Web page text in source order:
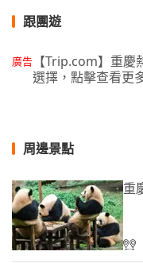
跟團遊
廣告 【Trip.com】重
選擇，點擊查看更
周邊景點
重